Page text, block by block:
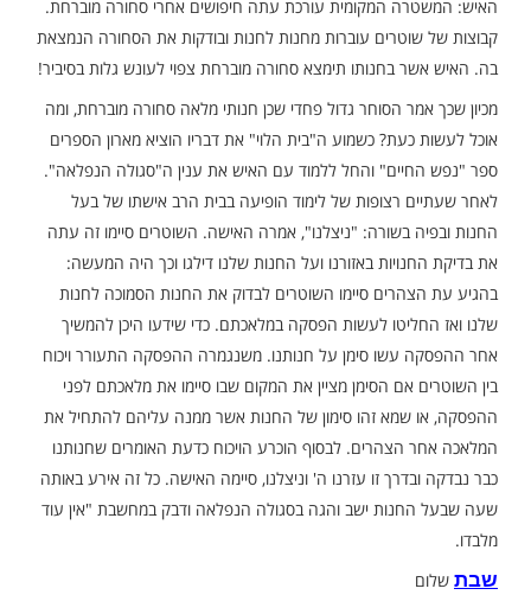
אחרים שלא יוכלו לשלוט בו ולא יעשו שום רושם כלל
בליבו לאמור: הלא ה' הוא האלוקים האמיתי ואין עוד
שום כוח בעולם וכל העולמות כלל והכל מלא רק אחדותו
שמו, ומבטל בליבו ביטול גמורו אינו משגיח כלל על שום
ומשעבד ומדבק טוהר מחשבתו רק לאדון יחיד ברוך הוא,
יתברך בידו שממילא יתבטל מעליו כל הכוחות והרצונות
יוכלו לפעול לו שום דבר כלל".
"בית הלוי" הגרי"ד סולוביצ'יק זצ"ל: יום אחד הגיע
אחד הסוחרים שבעירו וסח בפניו את דאגתו וכה אמר
המקומית עורכת עתה חיפושים אחרי סחורה מוברחת.
עוברות מחנות לחנות ובודקות את הסחורה הנמצאת
בחנותו תימצא סחורה מוברחת צפוי לעונש גלות בסיביר!
הסוחר גדול פחדי שכן חנותי מלאה סחורה מוברחת, ומה